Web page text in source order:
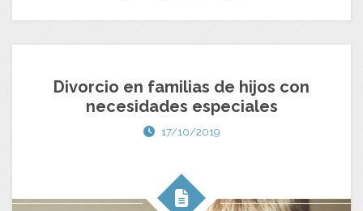
Divorcio en familias de hijos con
necesidades especiales
17/10/2019